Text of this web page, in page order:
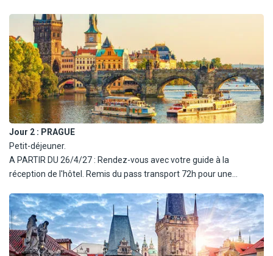
Jour 2 : PRAGUE
Petit-déjeuner.
A PARTIR DU 26/4/27 : Rendez-vous avec votre guide à la
réception de l'hôtel. Remis du pass transport 72h pour une
Visite du quartier Stare Mesto, la Vieille Ville de Prague marquée
par ses nombreux édifices gothiques et romans et ses rues
médiévales. La visite vous amènera aux endroits les plus
populaires de la Vieille Ville en suivant la Voie royale. L'itinéraire